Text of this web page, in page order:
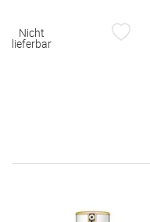
Nicht
lieferbar